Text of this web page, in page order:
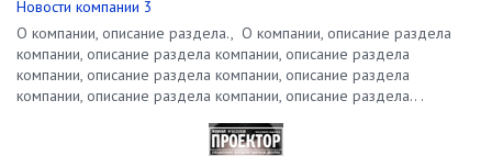
Новости компании 3
О компании, описание раздела., О компании, описание раздела
компании, описание раздела компании, описание раздела
компании, описание раздела компании, описание раздела
компании, описание раздела компании, описание раздела.. .